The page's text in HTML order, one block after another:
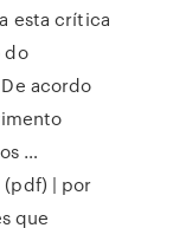
esta crítica
do
acordo
…
(pdf) | por
que